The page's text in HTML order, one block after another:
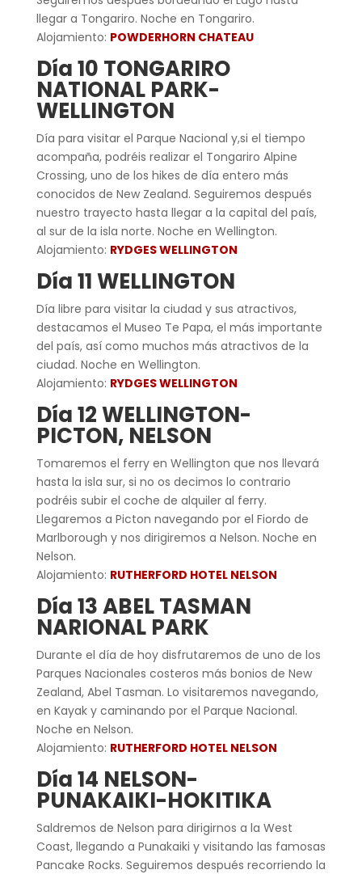
llegar a Tongariro. Noche en Tongariro.
Alojamiento: POWDERHORN CHATEAU
Día 10 TONGARIRO
NATIONAL PARK-
WELLINGTON
Día para visitar el Parque Nacional y,si el tiempo
acompaña, podréis realizar el Tongariro Alpine
Crossing, uno de los hikes de día entero más
conocidos de New Zealand. Seguiremos después
nuestro trayecto hasta llegar a la capital del país,
al sur de la isla norte. Noche en Wellington.
Alojamiento: RYDGES WELLINGTON
Día 11 WELLINGTON
Día libre para visitar la ciudad y sus atractivos,
destacamos el Museo Te Papa, el más importante
del país, así como muchos más atractivos de la
ciudad. Noche en Wellington.
Alojamiento: RYDGES WELLINGTON
Día 12 WELLINGTON-
PICTON, NELSON
Tomaremos el ferry en Wellington que nos llevará
hasta la isla sur, si no os decimos lo contrario
podréis subir el coche de alquiler al ferry.
Llegaremos a Picton navegando por el Fiordo de
Marlborough y nos dirigiremos a Nelson. Noche en
Nelson.
Alojamiento: RUTHERFORD HOTEL NELSON
Día 13 ABEL TASMAN
NARIONAL PARK
Durante el día de hoy disfrutaremos de uno de los
Parques Nacionales costeros más bonios de New
Zealand, Abel Tasman. Lo visitaremos navegando,
en Kayak y caminando por el Parque Nacional.
Noche en Nelson.
Alojamiento: RUTHERFORD HOTEL NELSON
Día 14 NELSON-
PUNAKAIKI-HOKITIKA
Saldremos de Nelson para dirigirnos a la West
Coast, llegando a Punakaiki y visitando las famosas
Pancake Rocks. Seguiremos después recorriendo la